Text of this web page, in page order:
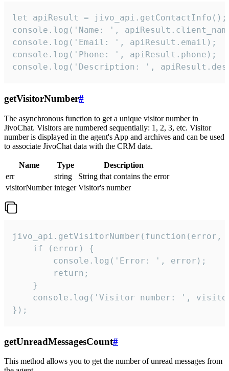
let apiResult = jivo_api.getContactInfo();
console.log('Name: ',
console.log('Email: ', apiResult.email);
console.log('Phone: ', apiResult.phone);
console.log('Description: ',
getVisitorNumber#
The asynchronous function to get a unique visitor number in
JivoChat. Visitors are numbered sequentially: 1, 2, 3, etc. Visitor
number is displayed in the agent's App and archives and can be used
to associate JivoChat data with the CRM data.
Name Type
Description
err
string
String that contains the error
visitorNumber integer Visitor's number
jivo_api.getVisitorNumber(function(error,
    if (error) {
        console.log('Error: ', error);
        return;
    }
console.log('Visitor number: ',
});
getUnreadMessagesCount#
This method allows you to get the number of unread messages from